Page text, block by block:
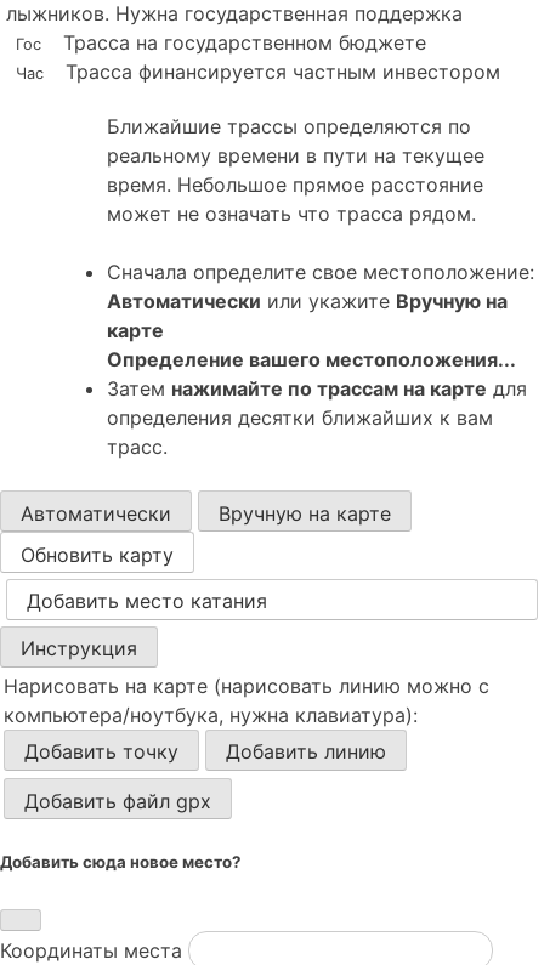
лыжников. Нужна государственная поддержка
Гос Трасса на государственном бюджете
Час Трасса финансируется частным инвестором
Ближайшие трассы определяются по
реальному времени в пути на текущее
время. Небольшое прямое расстояние
может не означать что трасса рядом.
Сначала определите свое местоположение:
Автоматически или укажите Вручную на
карте
Определение вашего местоположения...
Затем нажимайте по трассам на карте для
определения десятки ближайших к вам
трасс.
Автоматически
Вручную на карте
Обновить карту
Добавить место катания
Инструкция
Нарисовать на карте (нарисовать линию можно с
компьютера/ноутбука, нужна клавиатура):
Добавить точку
Добавить линию
Добавить файл gpx
Добавить сюда новое место?
Координаты места